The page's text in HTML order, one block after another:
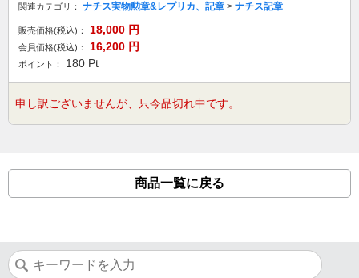
関連カテゴリ： ナチス実物勲章&レプリカ、記章 > ナチス記章
販売価格(税込)： 18,000 円
会員価格(税込)： 16,200 円
ポイント： 180 Pt
申し訳ございませんが、只今品切れ中です。
商品一覧に戻る